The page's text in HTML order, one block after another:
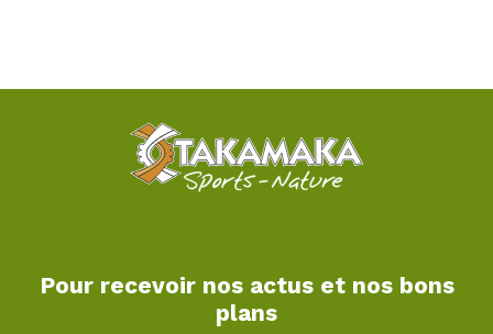
Pour recevoir nos actus et nos bons
plans